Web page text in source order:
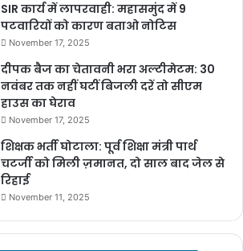
SIR कार्य में लापरवाही: महासमुंद में 9
पटवारियों को कारण बताओ नोटिस
November 17, 2025
दीपक बैज का चेतावनी भरा अल्टीमेटम: 30
नवंबर तक नहीं घटीं बिजली दरें तो सीएम
हाउस का घेराव
November 17, 2025
शिक्षक भर्ती घोटाला: पूर्व शिक्षा मंत्री पार्थ
चटर्जी को मिली ज़मानत, दो साल बाद जेल से
रिहाई
November 11, 2025